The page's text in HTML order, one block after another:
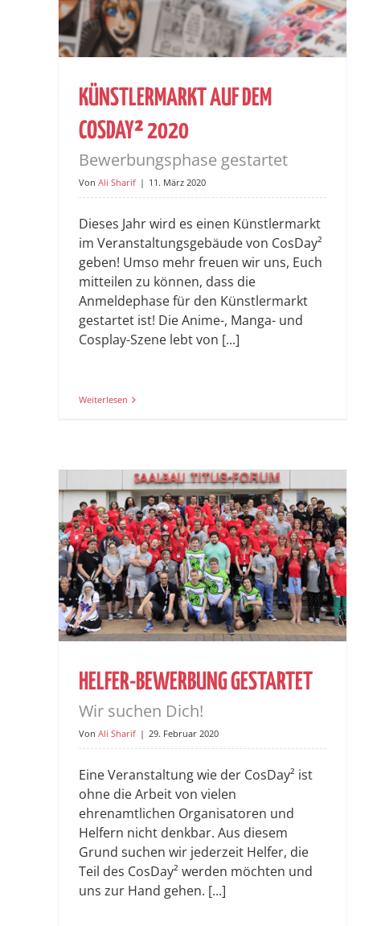
KÜNSTLERMARKT AUF DEM
COSDAY² 2020
Bewerbungsphase gestartet
Von Ali Sharif | 11. März 2020
Dieses Jahr wird es einen Künstlermarkt
im Veranstaltungsgebäude von CosDay²
geben! Umso mehr freuen wir uns, Euch
mitteilen zu können, dass die
Anmeldephase für den Künstlermarkt
gestartet ist! Die Anime-, Manga- und
Cosplay-Szene lebt von [...]
Weiterlesen
HELFER-BEWERBUNG GESTARTET
Wir suchen Dich!
Von Ali Sharif | 29. Februar 2020
Eine Veranstaltung wie der CosDay² ist
ohne die Arbeit von vielen
ehrenamtlichen Organisatoren und
Helfern nicht denkbar. Aus diesem
Grund suchen wir jederzeit Helfer, die
Teil des CosDay² werden möchten und
uns zur Hand gehen. [...]